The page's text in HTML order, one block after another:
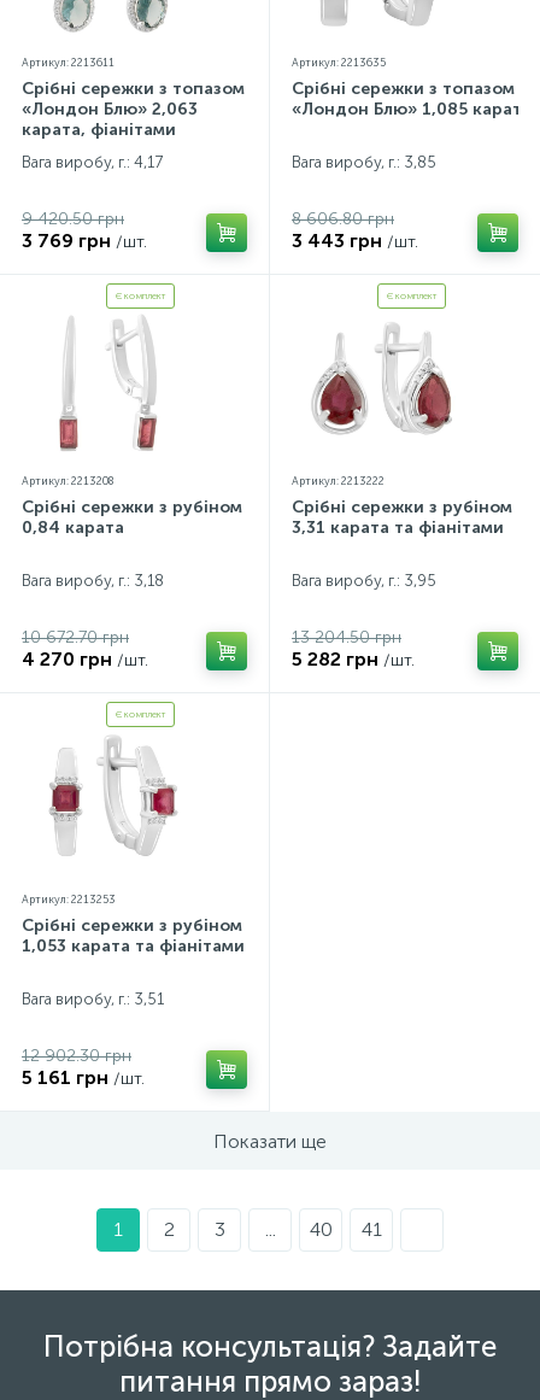
Артикул: 2213611
Срібні сережки з топазом
«Лондон Блю» 2,063
карата, фіанітами
Вага виробу, г.: 4,17
9 420.50 грн
3 769 грн /шт.
Артикул: 2213635
Срібні сережки з топазом
«Лондон Блю» 1,085 карата
Вага виробу, г.: 3,85
8 606.80 грн
3 443 грн /шт.
Є комплект
Артикул: 2213208
Срібні сережки з рубіном
0,84 карата
Вага виробу, г.: 3,18
10 672.70 грн
4 270 грн /шт.
Є комплект
Артикул: 2213222
Срібні сережки з рубіном
3,31 карата та фіанітами
Вага виробу, г.: 3,95
13 204.50 грн
5 282 грн /шт.
Є комплект
Артикул: 2213253
Срібні сережки з рубіном
1,053 карата та фіанітами
Вага виробу, г.: 3,51
12 902.30 грн
5 161 грн /шт.
Показати ще
1 2 3 ... 40 41
Потрібна консультація? Задайте
питання прямо зараз!